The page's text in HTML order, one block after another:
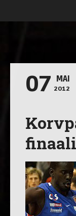
07 MAI
2012